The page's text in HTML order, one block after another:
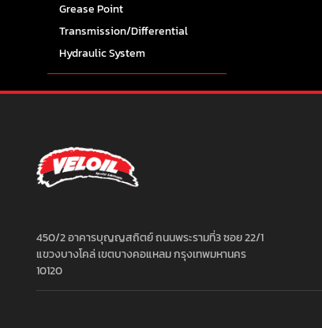
Grease Point
Transmission/Differential
Hydraulic System
450/2 อาคารบุญญสถิตย์ ถนนพระรามที่3 ซอย 22/1
แขวงบางโคล่ เขตบางคอแหลม กรุงเทพมหานคร
10120